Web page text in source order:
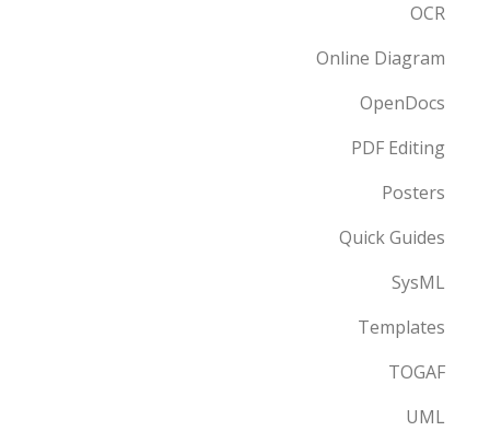
OCR
Online Diagram
OpenDocs
PDF Editing
Posters
Quick Guides
SysML
Templates
TOGAF
UML